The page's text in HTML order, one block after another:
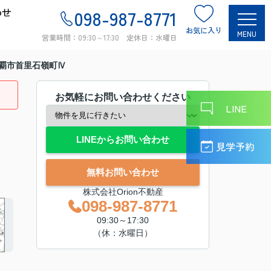
098-987-8771
営業時間：09:30～17:30 定休日：水曜日
お気に入り MENU
LINE
見学予約
市首里石嶺町Ⅳ
お気軽にお問い合わせください
LINEからお問い合わせ
無料お問い合わせ
株式会社Orion不動産
098-987-8771
09:30～17:30
（休：水曜日）